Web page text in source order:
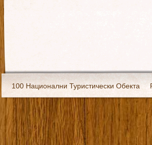
100 Национални Туристически Обекта
Екипировка За нас Имало едно
Ковчега със светите мощи на Свети